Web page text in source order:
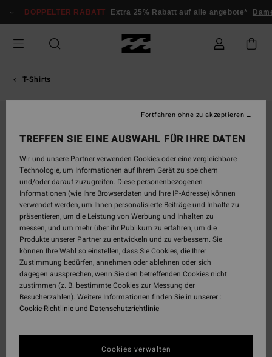
zur
springen
DOPPELTER RABATT Extra 25% Rabatt auf alle angebote*
T-Shirts
TREFFEN SIE EINE AUSWAHL FÜR IHRE DATEN
Wir und unsere Partner verwenden Cookies oder eine vergleichbare
Technologie, um Informationen auf Ihrem Gerät zu speichern
und/oder darauf zuzugreifen. Diese personenbezogenen
Informationen (wie Ihre Browserdaten und Ihre IP-Adresse) können
verwendet werden, um Ihnen personalisierte Beiträge und Inhalte zu
präsentieren, um die Leistung von Werbung und Inhalten zu
messen, und um mehr über ihr Publikum zu erfahren, um die
Produkte unserer Partner zu entwickeln und zu verbessern. Sie
können Ihre Wahl so einstellen, dass Sie Cookies, die Ihrer
Zustimmung bedürfen, annehmen oder ablehnen oder sich
dagegen aussprechen, wenn Sie den betreffenden Cookies nicht
zustimmen (z. B. bestimmte Cookies zur Messung der
Besucherzahlen). Weitere Informationen finden Sie in unserer :
Cookie-Richtlinieund Datenschutzrichtlinie
Cookies verwalten
Fortfahren ohne zu akzeptieren